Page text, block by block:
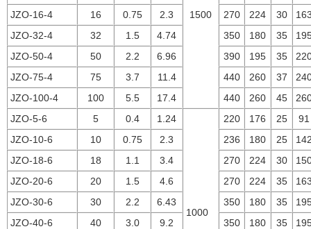
1500
JZO-16-4
16 0.75 2.3 270 224 30
JZO-32-4
32 1.5 4.74 350 180 35
JZO-50-4
50 2.2 6.96 390 195 35
JZO-75-4
75 3.7 11.4 440 260 37
JZO-100-4
100 5.5 17.4 440 260 45
JZO-5-6
5 0.4 1.24
1000
220 176 25
91
JZO-10-6
10 0.75 2.3 236 180 25
JZO-18-6
18 1.1 3.4 270 224 30
JZO-20-6
20 1.5 4.6 270 224 35
JZO-30-6
30 2.2 6.43 350 180 35
JZO-40-6
40 3.0 9.2 350 180 35